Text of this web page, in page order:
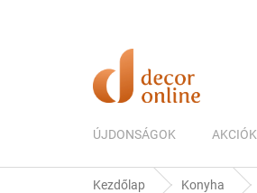
ÚJDONSÁGOK AKCIÓK
Kezdőlap Konyha